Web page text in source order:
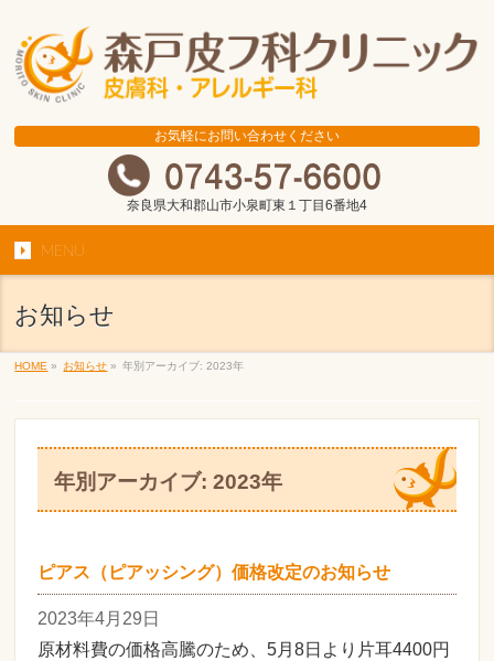
お気軽にお問い合わせください
奈良県大和郡山市小泉町東１丁目6番地4
MENU
お知らせ
HOME » お知らせ » 年別アーカイブ: 2023年
年別アーカイブ: 2023年
ピアス（ピアッシング）価格改定のお知らせ
2023年4月29日
原材料費の価格高騰のため、5月8日より片耳4400円